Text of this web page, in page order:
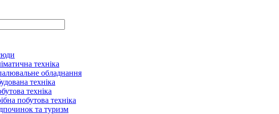
техніка
обладнання
техніка
техніка
побутова техніка
та туризм